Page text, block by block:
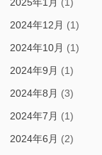
2024年12月 (1)
2024年10月 (1)
2024年9月 (1)
2024年8月 (3)
2024年7月 (1)
2024年6月 (2)